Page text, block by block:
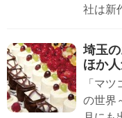
社は新
埼玉
ほか
「マ
の世界